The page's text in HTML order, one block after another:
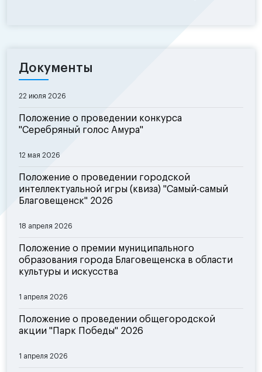
Документы
22 июля 2026
Положение о проведении конкурса
"Серебряный голос Амура"
12 мая 2026
Положение о проведении городской
интеллектуальной игры (квиза) "Самый-самый
Благовещенск" 2026
18 апреля 2026
Положение о премии муниципального
образования города Благовещенска в области
культуры и искусства
1 апреля 2026
Положение о проведении общегородской
акции "Парк Победы" 2026
1 апреля 2026